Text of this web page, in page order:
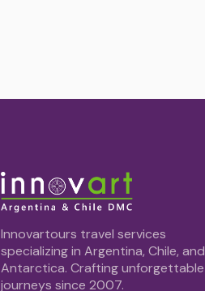
Innovartours travel services
specializing in Argentina, Chile, and
Antarctica. Crafting unforgettable
journeys since 2007.